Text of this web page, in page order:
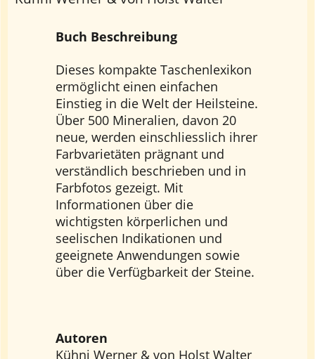
Buch Beschreibung
Dieses kompakte Taschenlexikon
ermöglicht einen einfachen
Einstieg in die Welt der Heilsteine.
Über 500 Mineralien, davon 20
neue, werden einschliesslich ihrer
Farbvarietäten prägnant und
verständlich beschrieben und in
Farbfotos gezeigt. Mit
Informationen über die
wichtigsten körperlichen und
seelischen Indikationen und
geeignete Anwendungen sowie
über die Verfügbarkeit der Steine.
Autoren
Kühni Werner & von Holst Walter